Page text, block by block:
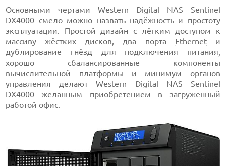
Основными чертами Western Digital NAS Sentinel
DX4000 смело можно назвать надёжность и простоту
эксплуатации. Простой дизайн с лёгким доступом к
массиву жёстких дисков, два порта Ethernetи
дублирование гнёзд для подключения питания,
хорошо сбалансированные компоненты
вычислительной платформы и минимум органов
управления делают Western Digital NAS Sentinel
DX4000 желанным приобретением в загруженный
работой офис.